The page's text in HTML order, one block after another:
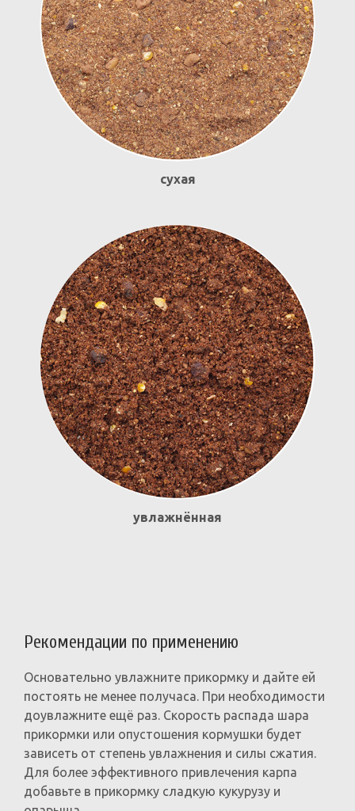
сухая
увлажнённая
Рекомендации по применению
Основательно увлажните прикормку и дайте ей
постоять не менее получаса. При необходимости
доувлажните ещё раз. Скорость распада шара
прикормки или опустошения кормушки будет
зависеть от степень увлажнения и силы сжатия.
Для более эффективного привлечения карпа
добавьте в прикормку сладкую кукурузу и